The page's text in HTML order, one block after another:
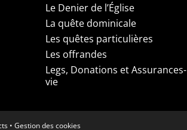
Le Denier de l’Église
La quête dominicale
Les quêtes particulières
Les offrandes
Legs, Donations et Assurances-
vie
• Gestion des cookies